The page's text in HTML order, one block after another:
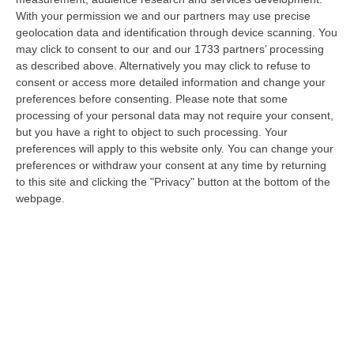
With your permission we and our partners may use precise
geolocation data and identification through device scanning. You
may click to consent to our and our 1733 partners’ processing
as described above. Alternatively you may click to refuse to
consent or access more detailed information and change your
preferences before consenting. Please note that some
processing of your personal data may not require your consent,
but you have a right to object to such processing. Your
preferences will apply to this website only. You can change your
preferences or withdraw your consent at any time by returning
to this site and clicking the "Privacy" button at the bottom of the
webpage.
Meteo, Ondata Di Caldo Estremo Fino A Ferragosto
“Nella giornata di oggi ancora temporali, in alcuni casi molto intensi, sui
rilievi di Alpi e Appennini, e in locale estensione fin verso le…
09 Agosto, 15:10
Razionalizzazione Della Spesa Sanitaria E Acquisti Sotto Controllo.
La Strategia “anti-Sprechi” Della Regione
“CATANZARO La razionalizzazione della spesa sanitaria passa dalla
centralizzazione degli acquisti. È una delle direttrici individuate dalla…
09 Agosto, 14:37